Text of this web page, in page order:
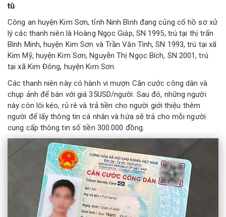
tù
Công an huyện Kim Sơn, tỉnh Ninh Bình đang củng cố hồ sơ xử
lý các thanh niên là Hoàng Ngọc Giáp, SN 1995, trú tại thị trấn
Bình Minh, huyện Kim Sơn và Trần Văn Tình, SN 1993, trú tại xã
Kim Mỹ, huyện Kim Sơn, Nguyễn Thị Ngọc Bích, SN 2001, trú
tại xã Kim Đông, huyện Kim Sơn.
Các thanh niên này có hành vi mượn Căn cước công dân và
chụp ảnh để bán với giá 35USD/người. Sau đó, những người
này còn lôi kéo, rủ rê và trả tiền cho người giới thiệu thêm
người để lấy thông tin cá nhân và hứa sẽ trả cho mỗi người
cung cấp thông tin số tiền 300.000 đồng.